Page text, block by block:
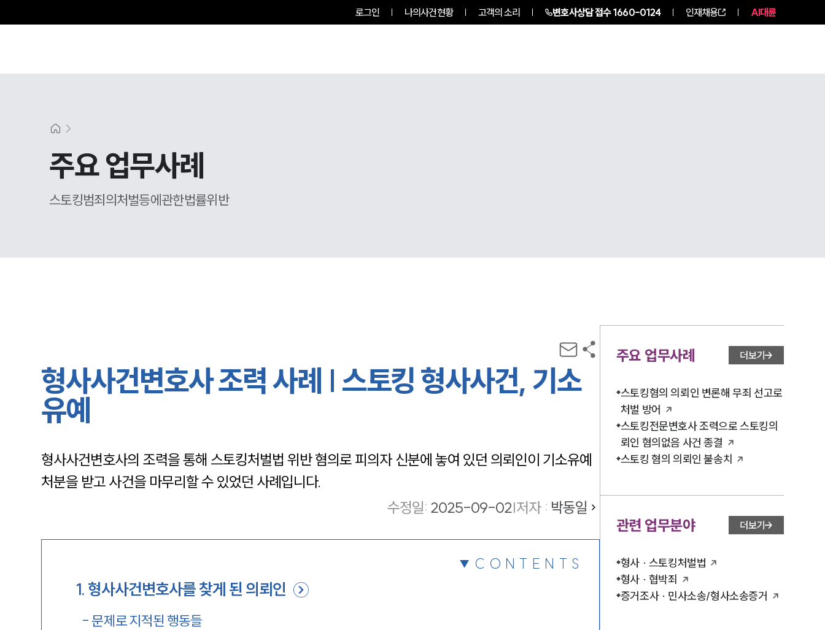
로그인 나의사건현황 고객의 소리 변호사상담 접수1660-0124 인재채용 AI대륜
주요 업무사례
스토킹범죄의처벌등에관한법률위반
형사사건변호사 조력 사례 | 스토킹 형사사건, 기소
유예
형사사건변호사의 조력을 통해 스토킹처벌법 위반 혐의로 피의자 신분에 놓여 있던 의뢰인이 기소유예
처분을 받고 사건을 마무리할 수 있었던 사례입니다.
수정일: 2025-09-02|저자 : 박동일
CONTENTS
1. 형사사건변호사를 찾게 된 의뢰인
-문제로 지적된 행동들
주요 업무사례 더보기
스토킹혐의 의뢰인 변론해 무죄 선고로
처벌 방어
스토킹전문변호사 조력으로 스토킹의
뢰인 혐의없음 사건 종결
스토킹 혐의 의뢰인 불송치
관련 업무분야 더보기
형사 · 스토킹처벌법
형사 · 협박죄
증거조사 · 민사소송/형사소송증거